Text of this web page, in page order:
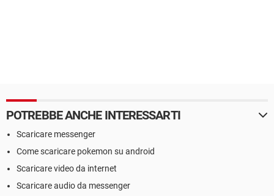
POTREBBE ANCHE INTERESSARTI
Scaricare messenger
Come scaricare pokemon su android
Scaricare video da internet
Scaricare audio da messenger